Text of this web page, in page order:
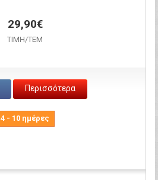
29,90€
ΤΙΜH/ΤΕΜ
Περισσότερα
4 - 10 ημέρες